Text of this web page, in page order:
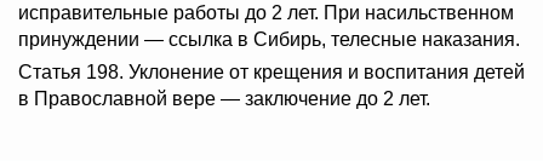
исправительные работы до 2 лет. При насильственном
принуждении — ссылка в Сибирь, телесные наказания.
Статья 198. Уклонение от крещения и воспитания детей
в Православной вере — заключение до 2 лет.